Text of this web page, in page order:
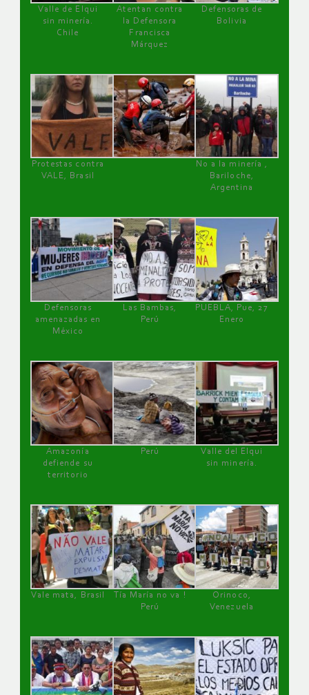
Valle de Elqui
sin minería.
Chile
Atentan contra
la Defensora
Francisca
Márquez
Defensoras de
Bolivia
Protestas contra
VALE, Brasil
No a la minería ,
Bariloche,
Argentina
Defensoras
amenazadas en
México
Las Bambas,
Perú
PUEBLA, Pue, 27
Enero
Amazonía
defiende su
territorio
Perú
Valle del Elqui
sin minería.
Vale mata, Brasil
Tía María no va !
Perú
Orinoco,
Venezuela